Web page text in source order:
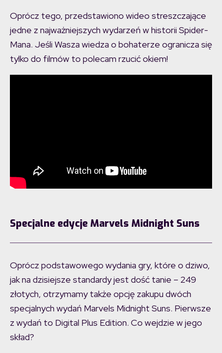
Oprócz tego, przedstawiono wideo streszczające
jedne z najważniejszych wydarzeń w historii Spider-
Mana. Jeśli Wasza wiedza o bohaterze ogranicza się
tylko do filmów to polecam rzucić okiem!
Specjalne edycje Marvels Midnight Suns
Oprócz podstawowego wydania gry, które o dziwo,
jak na dzisiejsze standardy jest dość tanie – 249
złotych, otrzymamy także opcję zakupu dwóch
specjalnych wydań Marvels Midnight Suns. Pierwsze
z wydań to Digital Plus Edition. Co wejdzie w jego
skład?